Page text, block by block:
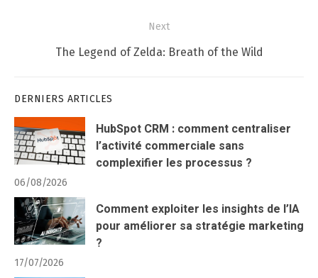
Next
Next
The Legend of Zelda: Breath of the Wild
DERNIERS ARTICLES
HubSpot CRM : comment centraliser
l’activité commerciale sans
complexifier les processus ?
06/08/2026
Comment exploiter les insights de l’IA
pour améliorer sa stratégie marketing
?
17/07/2026